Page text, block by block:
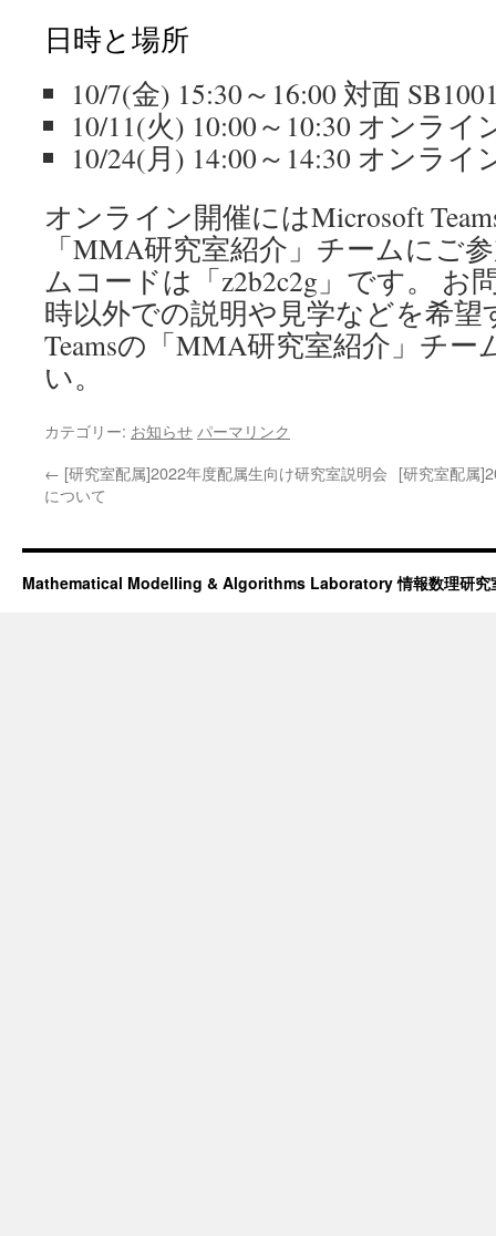
日時と場所
10/7(金) 15:30～16:00 対面
10/11(火) 10:00～10:30 オンライ
10/24(月) 14:00～14:30 オンライ
オンライン開催にはMicrosoft
「MMA研究室紹介」チームにご
ムコードは「z2b2c2g」です。 お
時以外での説明や見学などを希望
Teamsの「MMA研究室紹介」チ
い。
カテゴリー: お知らせ パーマリンク
← [研究室配属]2022年度配属生向け研究室説明会
について
[研究室配属
Mathematical Modelling & Algorithms Laboratory 情報数理研究